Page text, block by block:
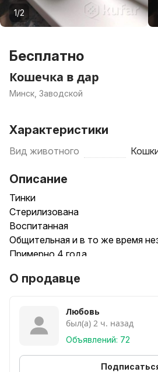
1/2
Бесплатно
Кошечка в дар
Минск, Заводской
Характеристики
Вид животного
Описание
Тинки
Стерилизована
Воспитанная
Общительная и в то же время
Примерно 4 года
О продавце
Любовь
был(а) 2 ч. назад
Объявлений: 72